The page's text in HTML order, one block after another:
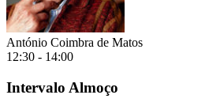
António Coimbra de Matos
12:30 - 14:00
Intervalo Almoço